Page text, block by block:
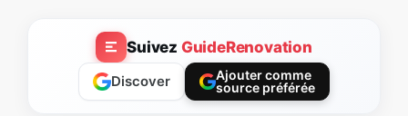
Suivez GuideRenovation
Discover
Ajouter comme
source préférée